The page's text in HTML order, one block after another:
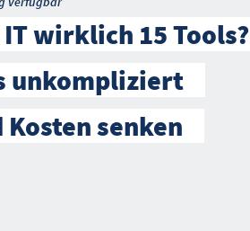
wirklich 15 Tools?
unkompliziert
senken